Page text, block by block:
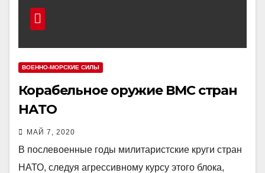
ВОЕННО-МОРСКИЕ СИЛЫ
Корабельное оружие ВМС стран
НАТО
МАЙ 7, 2020
В послевоенные годы милитаристские круги стран
НАТО, следуя агрессивному курсу этого блока,